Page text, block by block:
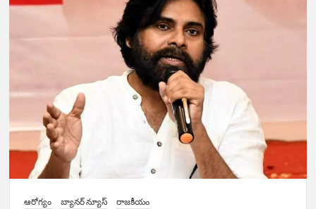
ఆరోగ్యం బ్యానర్ న్యూస్ రాజకీయం